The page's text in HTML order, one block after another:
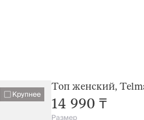
Крупнее
Топ женский,
14 990 ₸